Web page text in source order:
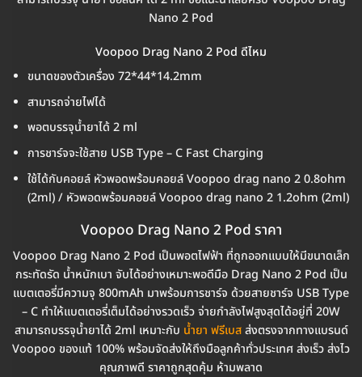
Nano 2 Pod
Voopoo Drag Nano 2 Pod ดีไหม
ขนาดของตัวเครื่อง 72*44*14.2mm
สามารถจ่ายไฟได้
พอตบรรจุน้ำยาได้ 2 ml
การชาร์จจะใช้สาย USB Type – C Fast Charging
ใช้ได้กับคอยล์ หัวพอดพร้อมคอยล์ Voopoo drag nano 2 0.8ohm
(2ml) / หัวพอดพร้อมคอยล์ Voopoo drag nano 2 1.2ohm (2ml)
Voopoo Drag Nano 2 Pod ราคา
Voopoo Drag Nano 2 Pod เป็นพอตไฟฟ้า ที่ถูกออกแบบให้มีขนาดเล็ก
กระทัดรัด น้ำหนักเบา จับได้อย่างเหมาะพอดีมือ Drag Nano 2 Pod เป็น
แบตเตอรี่มีความจุ 800mAh มาพร้อมการชาร์จ ด้วยสายชาร์จ USB Type
– C ทำให้แบตเตอรี่เต็มได้อย่างรวดเร็ว จ่ายกำลังไฟสูงสุดได้อยู่ที่ 20W
สามารถบรรจุน้ำยาได้ 2ml เหมาะกับ น้ำยา ฟรีเบสส่งตรงจากทางแบรนด์
Voopoo ของแท้ 100% พร้อมจัดส่งให้ถึงมือลูกค้าทั่วประเทศ ส่งเร็ว ส่งไว
คุณภาพดี ราคาถูกสุดคุ้ม ห้ามพลาด